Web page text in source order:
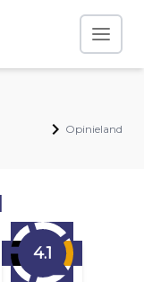
Opinieland
4.1